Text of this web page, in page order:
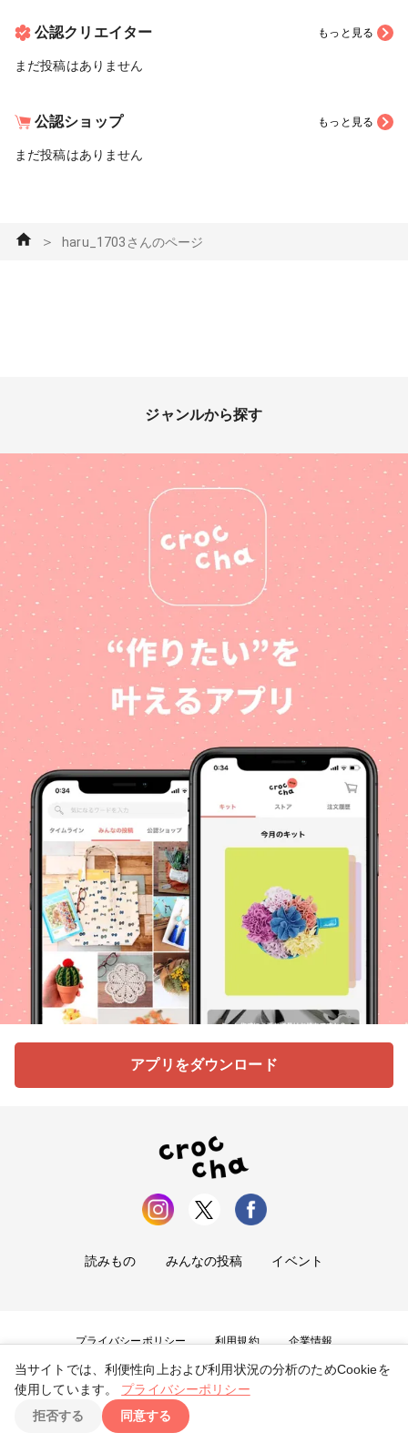
公認クリエイター もっと見る
まだ投稿はありません
公認ショップ もっと見る
まだ投稿はありません
＞ haru_1703さんのページ
ジャンルから探す
アプリをダウンロード
読みもの みんなの投稿 イベント
プライバシーポリシー 利用規約 企業情報
お問い合わせ
Copyright ©2026tryangle Co., Ltd. All Rights Reserved.
当サイトでは、利便性向上および利用状況の分析のためCookieを
使用しています。
プライバシーポリシー
拒否する
同意する